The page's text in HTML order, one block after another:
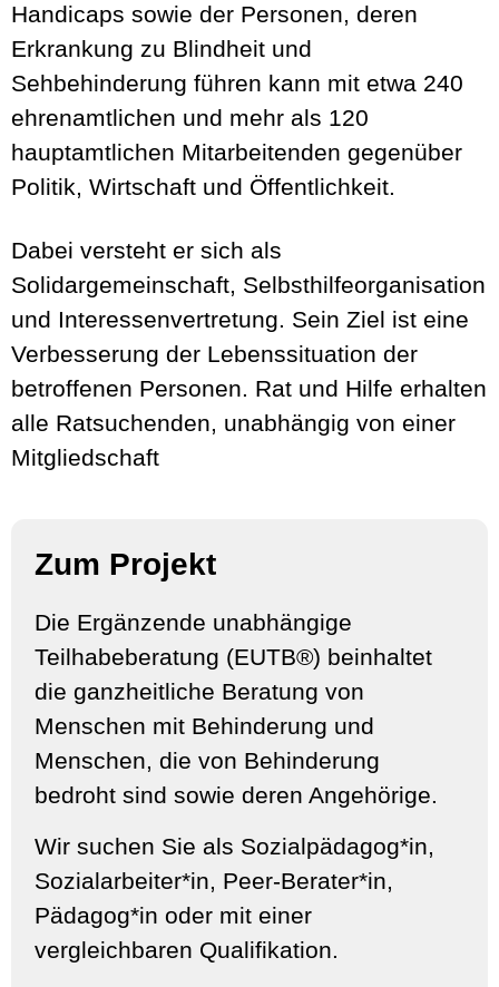
Handicaps sowie der Personen, deren
Erkrankung zu Blindheit und
Sehbehinderung führen kann mit etwa 240
ehrenamtlichen und mehr als 120
hauptamtlichen Mitarbeitenden gegenüber
Politik, Wirtschaft und Öffentlichkeit.
Dabei versteht er sich als
Solidargemeinschaft, Selbsthilfeorganisation
und Interessenvertretung. Sein Ziel ist eine
Verbesserung der Lebenssituation der
betroffenen Personen. Rat und Hilfe erhalten
alle Ratsuchenden, unabhängig von einer
Mitgliedschaft
Zum Projekt
Die Ergänzende unabhängige
Teilhabeberatung (EUTB®) beinhaltet
die ganzheitliche Beratung von
Menschen mit Behinderung und
Menschen, die von Behinderung
bedroht sind sowie deren Angehörige.
Wir suchen Sie als Sozialpädagog*in,
Sozialarbeiter*in, Peer-Berater*in,
Pädagog*in oder mit einer
vergleichbaren Qualifikation.